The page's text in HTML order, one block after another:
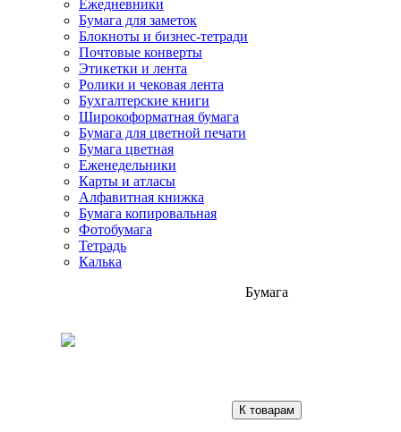
Ежедневники
Бумага для заметок
Блокноты и бизнес-тетради
Почтовые конверты
Этикетки и лента
Ролики и чековая лента
Бухгалтерские книги
Широкоформатная бумага
Бумага для цветной печати
Бумага цветная
Еженедельники
Карты и атласы
Алфавитная книжка
Бумага копировальная
Фотобумага
Тетрадь
Калька
Бумага
К товарам